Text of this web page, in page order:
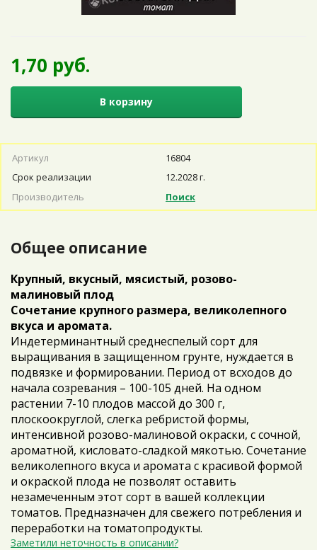
1,70 руб.
В корзину
Артикул
16804
Срок реализации
12.2028 г.
Производитель
Поиск
Общее описание
Крупный, вкусный, мясистый, розово-
малиновый плод
Сочетание крупного размера, великолепного
вкуса и аромата.
Индетерминантный среднеспелый сорт для
выращивания в защищенном грунте, нуждается в
подвязке и формировании. Период от всходов до
начала созревания – 100-105 дней. На одном
растении 7-10 плодов массой до 300 г,
плоскоокруглой, слегка ребристой формы,
интенсивной розово-малиновой окраски, с сочной,
ароматной, кисловато-сладкой мякотью. Сочетание
великолепного вкуса и аромата с красивой формой
и окраской плода не позволят оставить
незамеченным этот сорт в вашей коллекции
томатов. Предназначен для свежего потребления и
переработки на томатопродукты.
Заметили неточность в описании?